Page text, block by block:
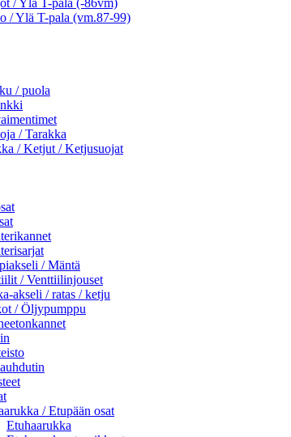
/ Ylä T-pala (-86vm)
/ Ylä T-pala (vm.87-99)
/ puola
/ Tarakka
/ Ketjut / Ketjusuojat
/ Mäntä
/ Venttiilinjouset
akseli / ratas / ketju
/ Öljypumppu
/ Etupään osat
Etuhaarukka